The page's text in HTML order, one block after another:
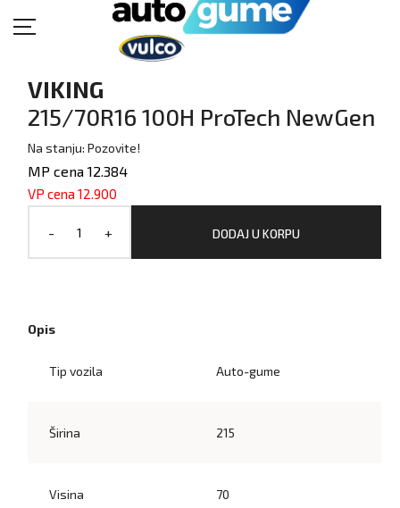
MOTO GUME
AUTO GUME
BUKVAR GUMA
KATALOZI
VIKING
215/70R16 100H ProTech NewGen
Na stanju: Pozovite!
MP cena 12.384
VP cena 12.900
- + DODAJ U KORPU
Opis
Tip vozila Auto-gume
Širina 215
Visina 70